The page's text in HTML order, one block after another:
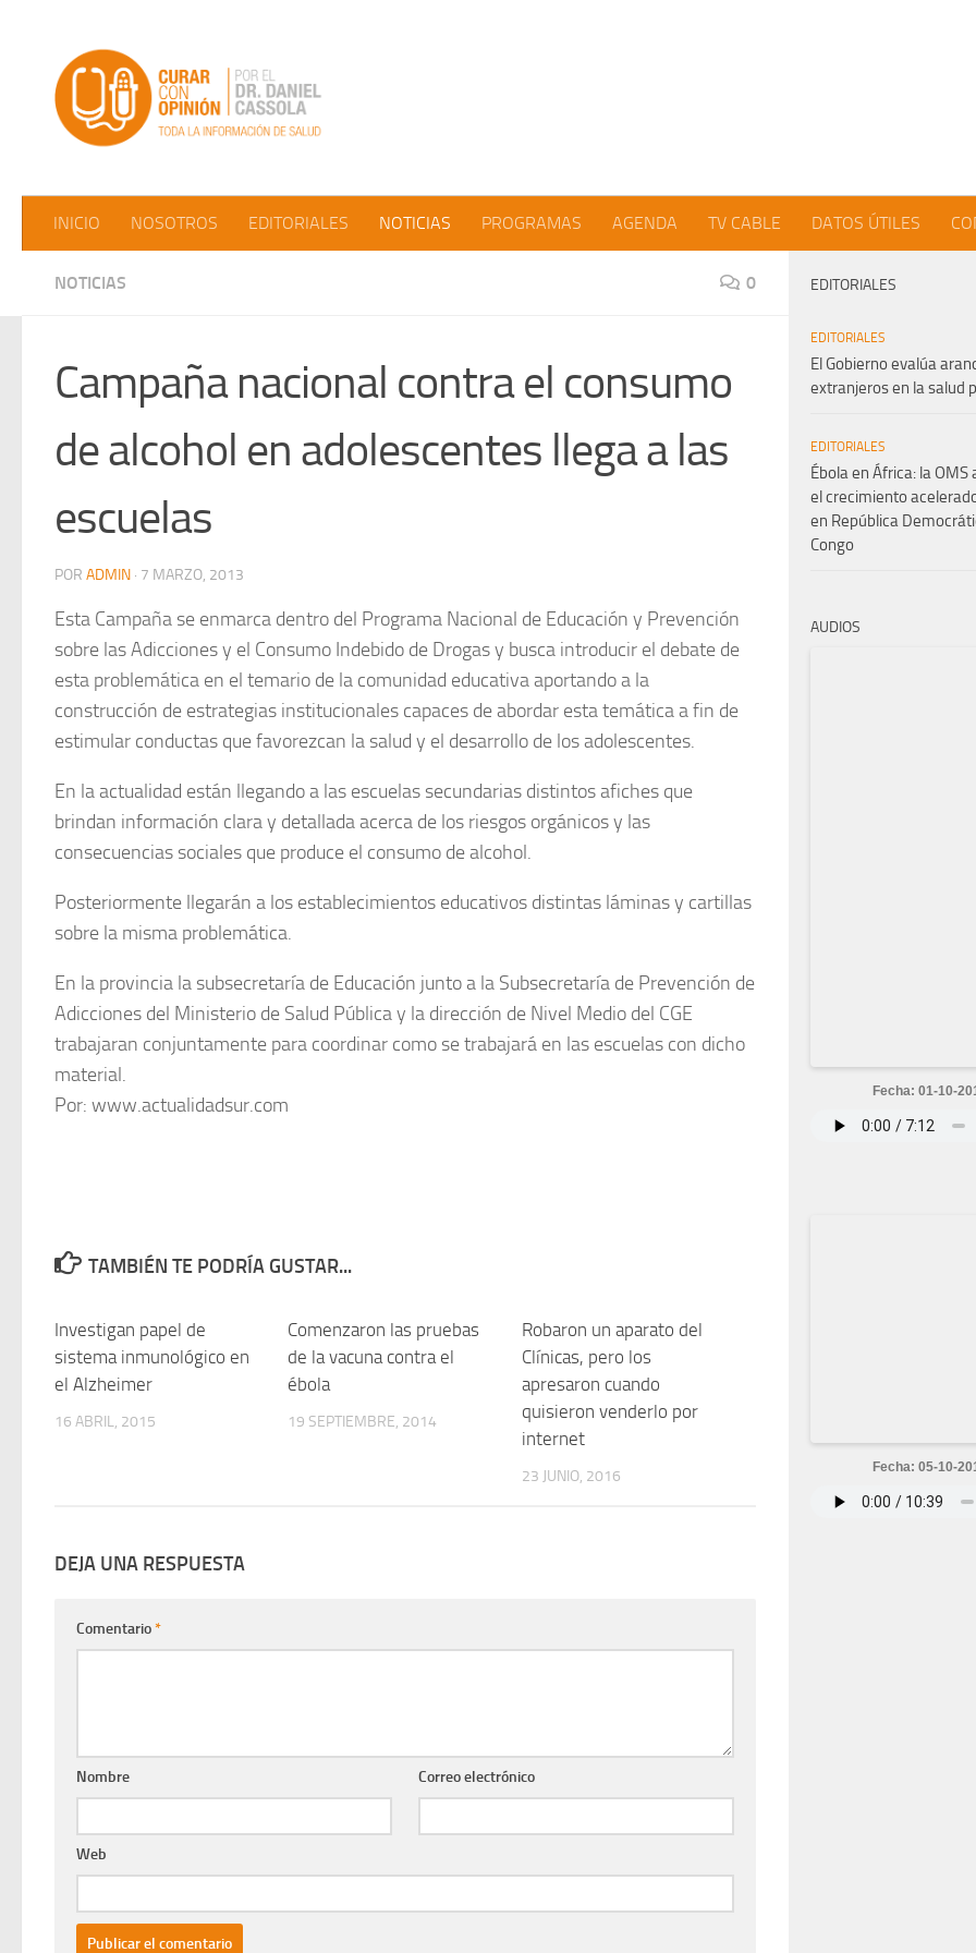
INICIO NOSOTROS EDITORIALES NOTICIAS PROGRAMAS AGENDA TV CABLE DATOS ÚTILES
NOTICIAS 0
Campaña nacional contra el consumo
de alcohol en adolescentes llega a las
escuelas
POR ADMIN · 7 MARZO, 2013
Esta Campaña se enmarca dentro del Programa Nacional de Educación y Prevención
sobre las Adicciones y el Consumo Indebido de Drogas y busca introducir el debate de
esta problemática en el temario de la comunidad educativa aportando a la
construcción de estrategias institucionales capaces de abordar esta temática a fin de
estimular conductas que favorezcan la salud y el desarrollo de los adolescentes.
En la actualidad están llegando a las escuelas secundarias distintos afiches que
brindan información clara y detallada acerca de los riesgos orgánicos y las
consecuencias sociales que produce el consumo de alcohol.
Posteriormente llegarán a los establecimientos educativos distintas láminas y cartillas
sobre la misma problemática.
En la provincia la subsecretaría de Educación junto a la Subsecretaría de Prevención de
Adicciones del Ministerio de Salud Pública y la dirección de Nivel Medio del CGE
trabajaran conjuntamente para coordinar como se trabajará en las escuelas con dicho
material.
Por: www.actualidadsur.com
TAMBIÉN TE PODRÍA GUSTAR...
Investigan papel de
sistema inmunológico en
el Alzheimer
16 ABRIL, 2015
Comenzaron las pruebas
de la vacuna contra el
ébola
19 SEPTIEMBRE, 2014
Robaron un aparato del
Clínicas, pero los
apresaron cuando
quisieron venderlo por
internet
23 JUNIO, 2016
DEJA UNA RESPUESTA
Comentario*
Nombre Correo electrónico
Web
EDITORIALES
EDITORIALES
El Gobierno evalúa
extranjeros en la salud
EDITORIALES
Ébola en África: la OMS
el crecimiento
en República
Congo
AUDIOS
Fecha: 01-10-
Fecha: 05-10-